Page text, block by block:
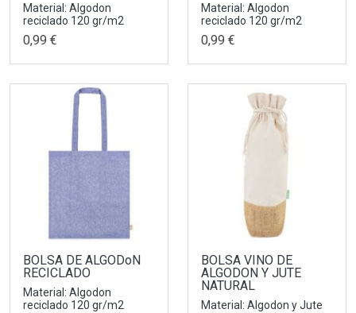
Material: Algodon
reciclado 120 gr/m2
0,99 €
Material: Algodon
reciclado 120 gr/m2
0,99 €
BOLSA DE ALGODoN
RECICLADO
Material: Algodon
reciclado 120 gr/m2
BOLSA VINO DE
ALGODON Y JUTE
NATURAL
Material: Algodon y Jute